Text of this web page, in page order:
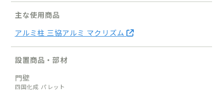
主な使用商品
アルミ柱 三協アルミ マクリズム
設置商品・部材
門壁
四国化成 パレット